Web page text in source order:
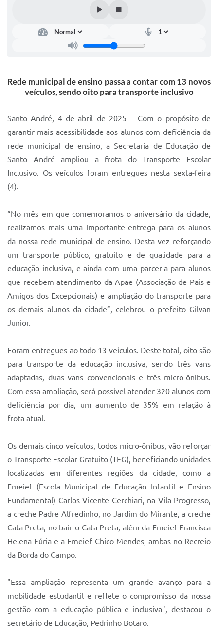
Legislação
Lei de acesso à informação
Mobilidade Urbana Sustentável
Parque Escola
Portal da Educação
Quadra Fiscal
Autarquias
Rede municipal de ensino passa a contar com 13 novos
veículos, sendo oito para transporte inclusivo
Santo André, 4 de abril de 2025 – Com o propósito de
garantir mais acessibilidade aos alunos com deficiência da
rede municipal de ensino, a Secretaria de Educação de
Santo André ampliou a frota do Transporte Escolar
Inclusivo. Os veículos foram entregues nesta sexta-feira
(4).
“No mês em que comemoramos o aniversário da cidade,
realizamos mais uma importante entrega para os alunos
da nossa rede municipal de ensino. Desta vez reforçando
um transporte público, gratuito e de qualidade para a
educação inclusiva, e ainda com uma parceria para alunos
que recebem atendimento da Apae (Associação de Pais e
Amigos dos Excepcionais) e ampliação do transporte para
os demais alunos da cidade”, celebrou o prefeito Gilvan
Junior.
Foram entregues ao todo 13 veículos. Deste total, oito são
para transporte da educação inclusiva, sendo três vans
adaptadas, duas vans convencionais e três micro-ônibus.
Com essa ampliação, será possível atender 320 alunos com
deficiência por dia, um aumento de 35% em relação à
frota atual.
Os demais cinco veículos, todos micro-ônibus, vão reforçar
o Transporte Escolar Gratuito (TEG), beneficiando unidades
localizadas em diferentes regiões da cidade, como a
Emeief (Escola Municipal de Educação Infantil e Ensino
Fundamental) Carlos Vicente Cerchiari, na Vila Progresso,
a creche Padre Alfredinho, no Jardim do Mirante, a creche
Cata Preta, no bairro Cata Preta, além da Emeief Francisca
Helena Fúria e a Emeief Chico Mendes, ambas no Recreio
da Borda do Campo.
"Essa ampliação representa um grande avanço para a
mobilidade estudantil e reflete o compromisso da nossa
gestão com a educação pública e inclusiva", destacou o
secretário de Educação, Pedrinho Botaro.